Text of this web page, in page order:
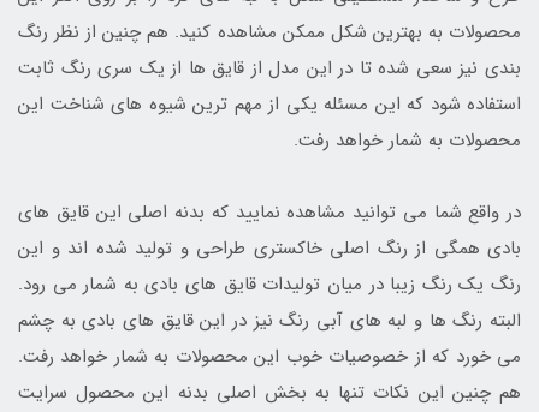
محصولات به بهترین شکل ممکن مشاهده کنید. هم چنین از نظر رنگ
بندی نیز سعی شده تا در این مدل از قایق ها از یک سری رنگ ثابت
استفاده شود که این مسئله یکی از مهم ترین شیوه های شناخت این
محصولات به شمار خواهد رفت.
در واقع شما می توانید مشاهده نمایید که بدنه اصلی این قایق های
بادی همگی از رنگ اصلی خاکستری طراحی و تولید شده اند و این
رنگ یک رنگ زیبا در میان تولیدات قایق های بادی به شمار می رود.
البته رنگ ها و لبه های آبی رنگ نیز در این قایق های بادی به چشم
می خورد که از خصوصیات خوب این محصولات به شمار خواهد رفت.
هم چنین این نکات تنها به بخش اصلی بدنه این محصول سرایت